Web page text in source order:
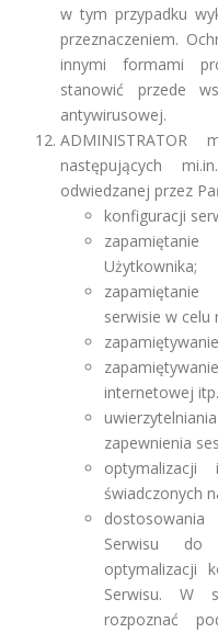
w tym przypadku
przeznaczeniem.
innymi formami
stanowić przede
antywirusowej.
następujących
odwiedzanej przez
konfiguracji
Użytkownika;
serwisie w celu
internetowej
zapewnienia
optymalizacji
świadczonych
Serwisu do
optymalizacji
Serwisu. W
rozpoznać